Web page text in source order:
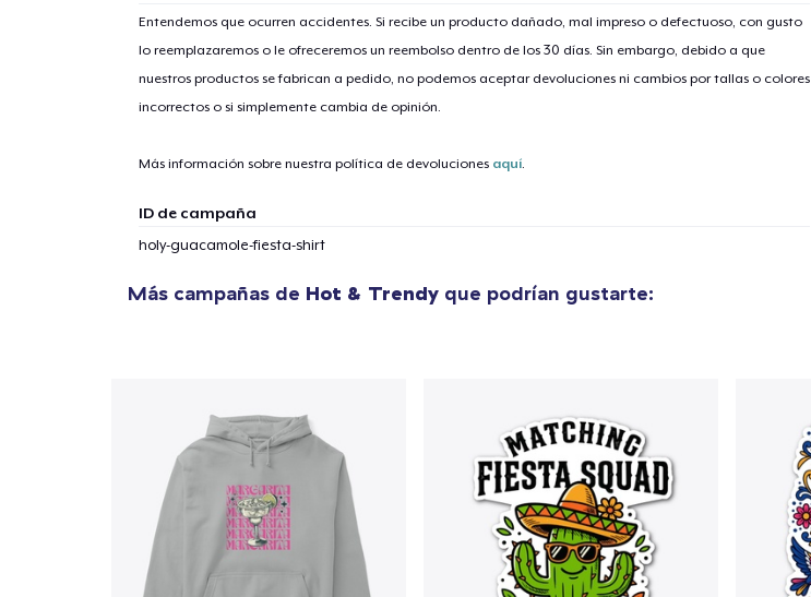
Entendemos que ocurren accidentes. Si recibe un producto dañado, mal impreso o defectuoso, con gusto
lo reemplazaremos o le ofreceremos un reembolso dentro de los 30 días. Sin embargo, debido a que
nuestros productos se fabrican a pedido, no podemos aceptar devoluciones ni cambios por tallas o colores
incorrectos o si simplemente cambia de opinión.
Más información sobre nuestra política de devoluciones aquí.
ID de campaña
holy-guacamole-fiesta-shirt
Más campañas de Hot & Trendy que podrían gustarte:
Finalizar y pagar pedido